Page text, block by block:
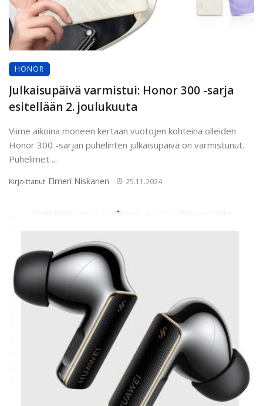
HONOR
Julkaisupäivä varmistui: Honor 300 -sarja
esitellään 2. joulukuuta
Viime aikoina moneen kertaan vuotojen kohteina olleiden
Honor 300 -sarjan puhelinten julkaisupäivä on varmistunut.
Puhelimet ...
Kirjoittanut Elmeri Niskanen 25.11.2024